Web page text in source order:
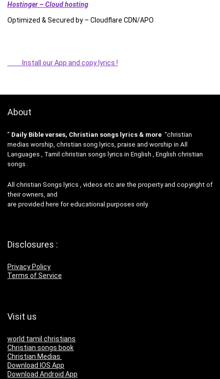
Hostinger – Cloud hosting
Optimized & Secured by – Cloudflare CDN/APO
Install our App and copy lyrics !
About
” Daily Bible verses, Christian songs lyrics & more “christian
medias worship, christian song lyrics, praise and worship in All
Languages , Tamil christian songs lyrics in English , English christian
songs .
All christian Songs lyrics , videos etc are the property and copyright of
their owners, and
are provided here for educational purposes only.
Disclosures :
Privacy Policy
Terms of Service
Visit us
world tamil christians
Christian songs book
Christian Medias
Download IOS App
Download Android App